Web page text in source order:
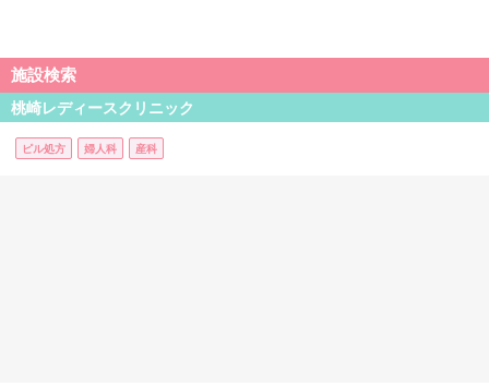
施設検索
桃崎レディースクリニック
ピル処方 婦人科 産科